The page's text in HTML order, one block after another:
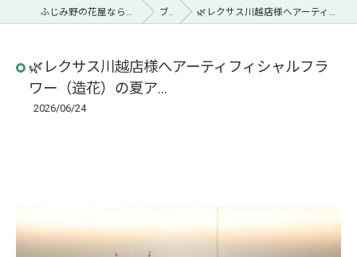
ふじみ野の花屋ならフラワーショップ 花のん ブログ 🌿レクサス川越店様へアーティフィシャルフラワー（造花）の夏ア...
🌿レクサス川越店様へアーティフィシャルフラ
ワー（造花）の夏ア...
2026/06/24